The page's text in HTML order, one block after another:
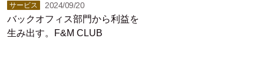
サービス 2024/09/20
バックオフィス部門から利益を
生み出す。F&M CLUB